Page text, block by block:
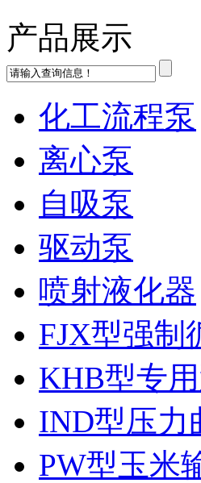
产品展示
化工流程泵
离心泵
自吸泵
驱动泵
喷射液化器
FJX型强制
KHB型专
IND型压力
PW型玉米